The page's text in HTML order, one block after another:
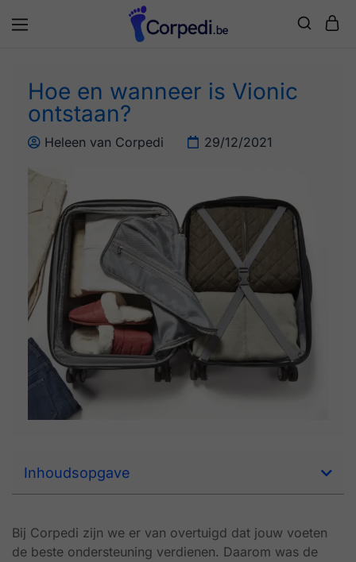
Hoe en wanneer is Vionic
ontstaan?
Heleen van Corpedi 29/12/2021
Bij Corpedi zijn we er van overtuigd dat jouw voeten
de beste ondersteuning verdienen. Daarom was de
Inhoudsopgave